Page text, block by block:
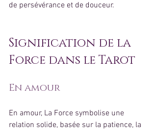
de persévérance et de douceur.
Signification de la
Force dans le Tarot
En amour
En amour, La Force symbolise une
relation solide, basée sur la patience, la